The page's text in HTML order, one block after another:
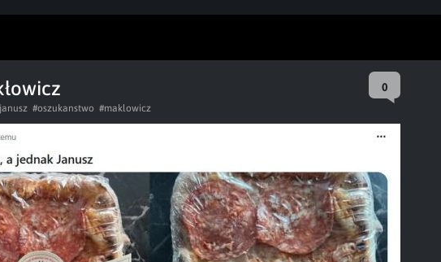
0
#oszukanstwo #maklowicz